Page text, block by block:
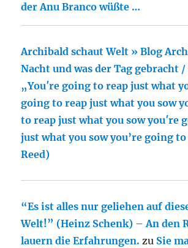
der Anu Branco wüßte …
Archibald schaut Welt » Blog
Nacht und was der Tag gebracht /
„You′re going to reap just what
going to reap just what you sow
to reap just what you sow you′re
just what you sow you’re going
Reed)
“Es ist alles nur geliehen auf
Welt!” (Heinz Schenk) – An den
lauern die Erfahrungen. zu Sie